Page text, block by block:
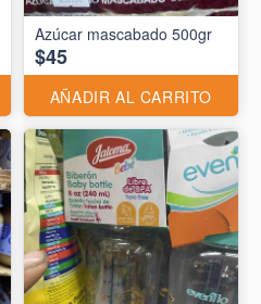
Azúcar mascabado 500gr
$45
AÑADIR AL CARRITO